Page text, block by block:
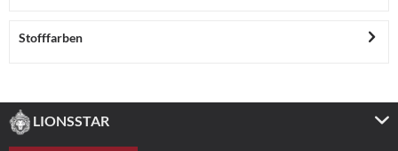
Stofffarben
LIONSSTAR